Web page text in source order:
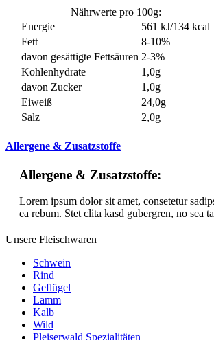
Nährwerte pro 100g:
Energie
561 kJ/134 kcal
Fett
8-10%
davon gesättigte Fettsäuren 2-3%
Kohlenhydrate
1,0g
davon Zucker
1,0g
Eiweiß
24,0g
Salz
2,0g
Allergene & Zusatzstoffe
Allergene & Zusatzstoffe:
Lorem ipsum dolor sit amet, consetetur
ea rebum. Stet clita kasd gubergren, no sea
Unsere Fleischwaren
Schwein
Rind
Geflügel
Lamm
Kalb
Wild
Pleiserwald Spezialitäten